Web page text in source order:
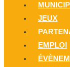
JEUX
EMPLOI